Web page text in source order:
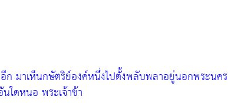
ก มาเห็นกษัตริย์องค์หนึ่งไปตั้งพลับพลาอยู่นอกพระนคร
ใดหนอ พระเจ้าข้า